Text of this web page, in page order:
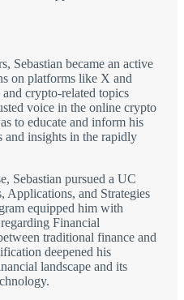
Sebastian became an active
on platforms like X and
crypto-related topics
voice in the online crypto
to educate and inform his
and insights in the rapidly
Sebastian pursued a UC
Applications, and Strategies
equipped him with
Financial
traditional finance and
deepened his
landscape and its